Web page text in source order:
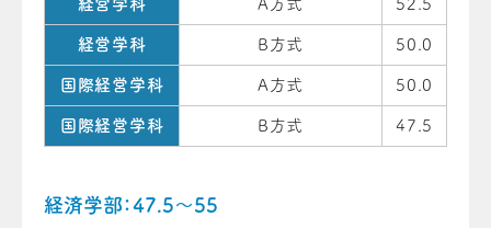
経営学科 A方式 52.5
経営学科 B方式 50.0
国際経営学科 A方式 50.0
国際経営学科 B方式 47.5
経済学部：47.5～55